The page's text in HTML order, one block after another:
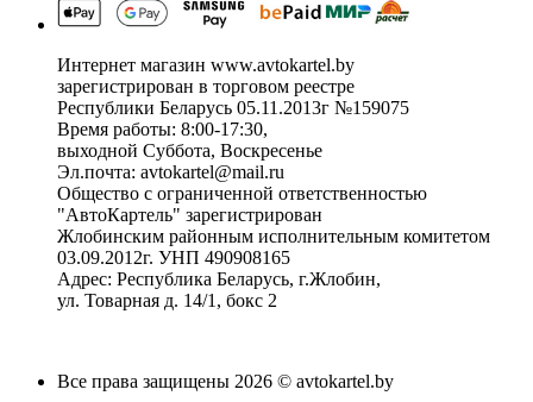
Интернет магазин www.avtokartel.by
зарегистрирован в торговом реестре
Республики Беларусь 05.11.2013г №159075
Время работы: 8:00-17:30,
выходной Суббота, Воскресенье
Эл.почта: avtokartel@mail.ru
Общество с ограниченной ответственностью
"АвтоКартель" зарегистрирован
Жлобинским районным исполнительным комитетом
03.09.2012г. УНП 490908165
Адрес: Республика Беларусь, г.Жлобин,
ул. Товарная д. 14/1, бокс 2
Все права защищены 2026 © avtokartel.by